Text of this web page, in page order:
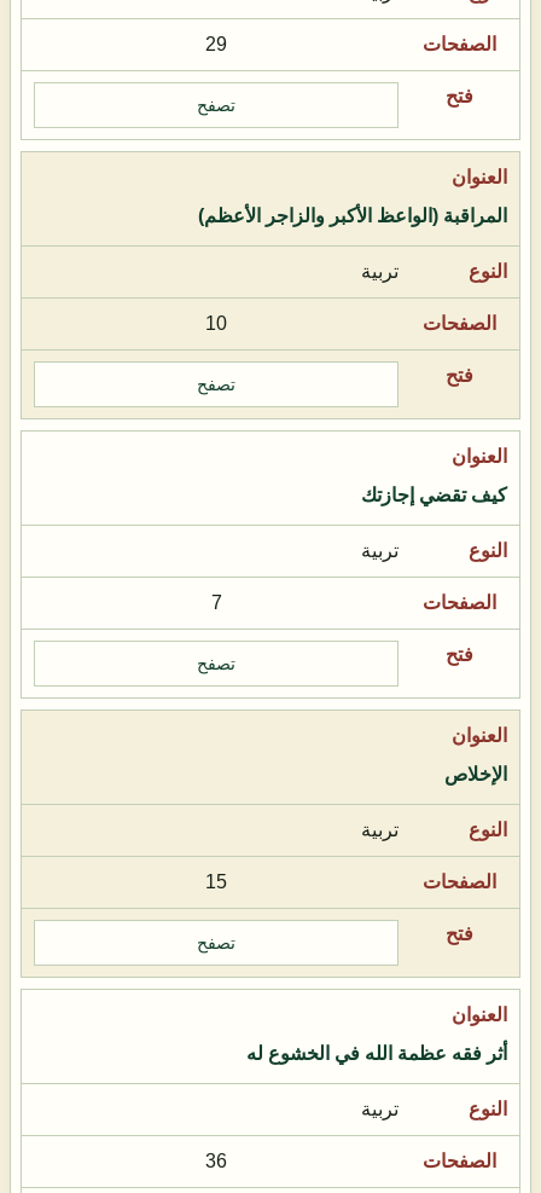
29
تصفح
المراقبة (الواعظ الأكبر والزاجر الأعظم)
تربية
10
تصفح
كيف تقضي إجازتك
تربية
7
تصفح
الإخلاص
تربية
15
تصفح
أثر فقه عظمة الله في الخشوع له
تربية
36